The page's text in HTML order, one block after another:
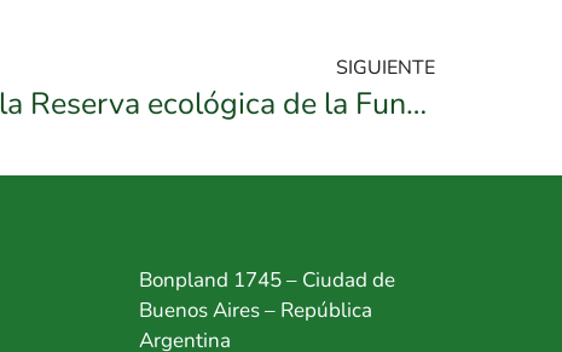
SIGUIENTE
Poda en Altura en la Reserva ecológica de la Fundación Temaiken
Bonpland 1745 – Ciudad de
Buenos Aires – República
Argentina